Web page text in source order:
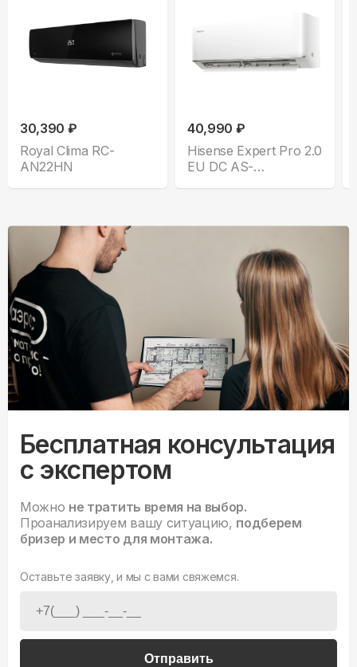
30,390 ₽
Royal Clima RC-
AN22HN
40,990 ₽
Hisense Expert Pro 2.0
EU DC AS-
Бесплатная консультация
с экспертом
Можно не тратить время на выбор.
Проанализируем вашу ситуацию, подберем
бризер и место для монтажа.
Оставьте заявку, и мы с вами свяжемся.
Отправить